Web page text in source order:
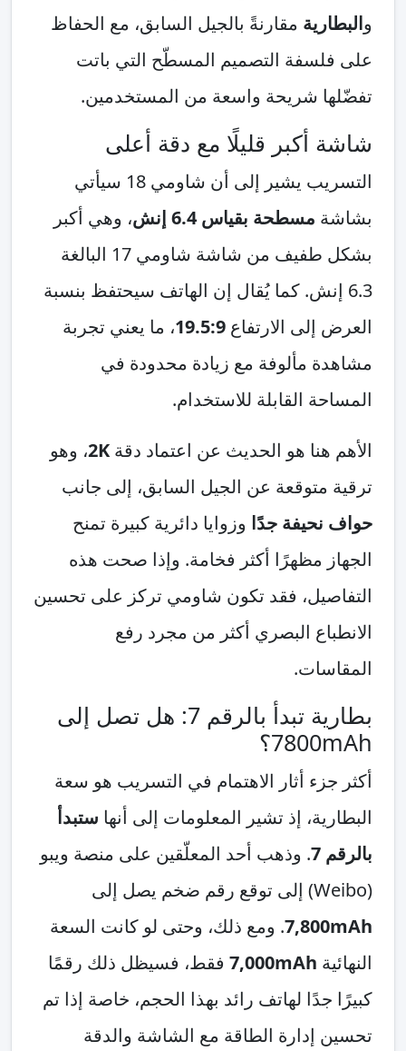
والبطارية مقارنةً بالجيل السابق، مع الحفاظ
على فلسفة التصميم المسطّح التي باتت
تفضّلها شريحة واسعة من المستخدمين.
شاشة أكبر قليلًا مع دقة أعلى
التسريب يشير إلى أن شاومي 18 سيأتي
بشاشة مسطحة بقياس 6.4 إنش
، وهي أكبر
بشكل طفيف من شاشة شاومي 17 البالغة
6.3 إنش. كما يُقال إن الهاتف سيحتفظ بنسبة
العرض إلى الارتفاع 19.5:9، ما يعني تجربة
مشاهدة مألوفة مع زيادة محدودة في
المساحة القابلة للاستخدام.
الأهم هنا هو الحديث عن اعتماد دقة 2K، وهو
ترقية متوقعة عن الجيل السابق، إلى جانب
حواف نحيفة جدًا وزوايا دائرية كبيرة تمنح
الجهاز مظهرًا أكثر فخامة. وإذا صحت هذه
التفاصيل، فقد تكون شاومي تركز على تحسين
الانطباع البصري أكثر من مجرد رفع
المقاسات.
بطارية تبدأ بالرقم 7: هل تصل إلى
7800mAh؟
أكثر جزء أثار الاهتمام في التسريب هو سعة
البطارية، إذ تشير المعلومات إلى أنها ستبدأ
بالرقم 7
. وذهب أحد المعلّقين على منصة ويبو
(Weibo) إلى توقع رقم ضخم يصل إلى
7,800mAh. ومع ذلك، وحتى لو كانت السعة
النهائية 7,000mAh فقط، فسيظل ذلك رقمًا
كبيرًا جدًا لهاتف رائد بهذا الحجم، خاصة إذا تم
تحسين إدارة الطاقة مع الشاشة والدقة